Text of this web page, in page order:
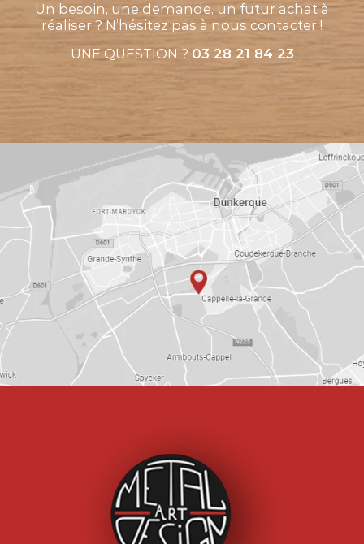
Un besoin, une demande, un futur achat à
réaliser ? N’hésitez pas à nous contacter !
UNE QUESTION ? 03 28 21 84 23